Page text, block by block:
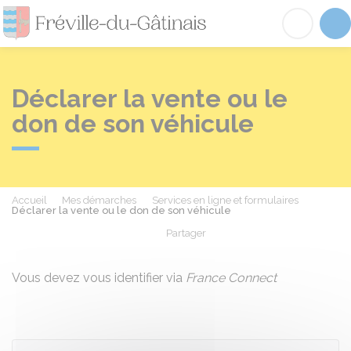
Fréville-du-
Déclarer la vente ou le
don de son véhicule
Accueil Mes démarches
Services en ligne et formulaires
Déclarer la vente ou le don de son véhicule
Partager
Vous devez vous identifier via France Connect